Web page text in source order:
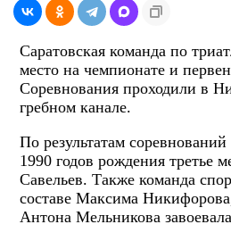
Саратовская команда по
место на чемпионате и
Соревнования проходили в
гребном канале.
По результатам
1990 годов рождения третье
Савельев. Также команда
составе Максима
Антона Мельникова